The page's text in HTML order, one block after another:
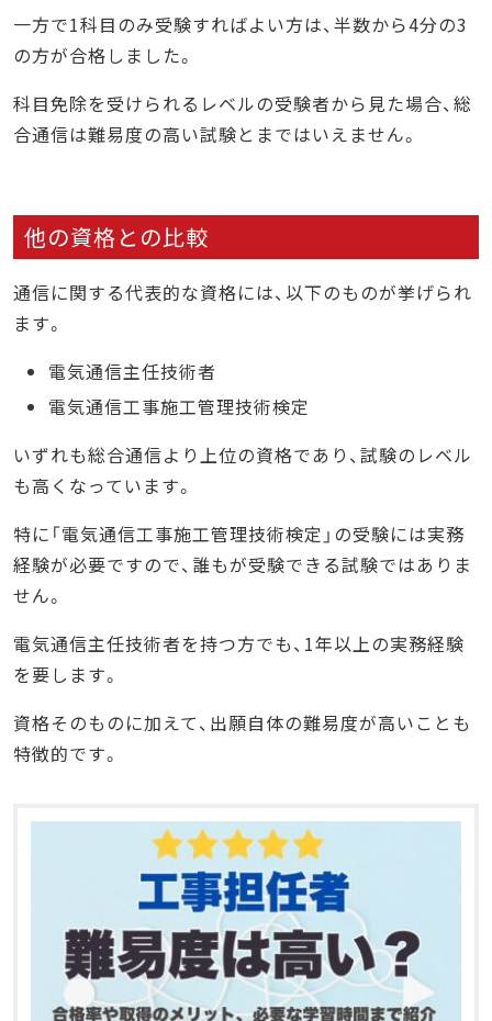
一方で1科目のみ受験すればよい方は、半数から4分の3
の方が合格しました。
科目免除を受けられるレベルの受験者から見た場合、総
合通信は難易度の高い試験とまではいえません。
他の資格との比較
通信に関する代表的な資格には、以下のものが挙げられ
ます。
電気通信主任技術者
電気通信工事施工管理技術検定
いずれも総合通信より上位の資格であり、試験のレベル
も高くなっています。
特に「電気通信工事施工管理技術検定」の受験には実務
経験が必要ですので、誰もが受験できる試験ではありま
せん。
電気通信主任技術者を持つ方でも、1年以上の実務経験
を要します。
資格そのものに加えて、出願自体の難易度が高いことも
特徴的です。